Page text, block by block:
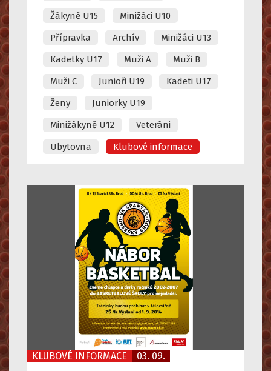
Žákyně U15
Minižáci U10
Přípravka
Archív
Minižáci U13
Kadetky U17
Muži A
Muži B
Muži C
Junioři U19
Kadeti U17
Ženy
Juniorky U19
Minižákyně U12
Veteráni
Ubytovna
Klubové informace
KLUBOVÉ INFORMACE 03. 09.